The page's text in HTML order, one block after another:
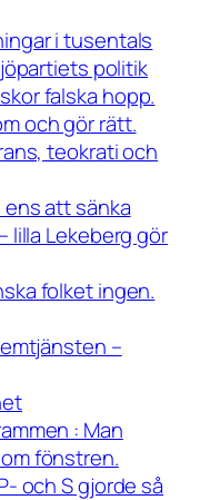
i tusentals
politik
falska hopp.
och gör rätt.
teokrati och
att sänka
lilla Lekeberg gör
folket ingen.
–
: Man
fönstren.
och S gjorde så